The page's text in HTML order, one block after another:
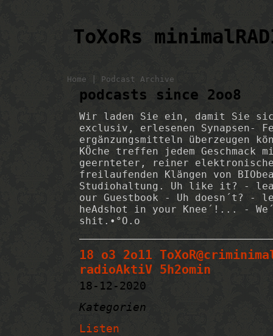
ToXoRs
Home Podcast Archive
podcasts since 2oo8
Wir laden Sie ein, damit Sie
exclusiv, erlesenen Synapsen-
ergänzungsmitteln überzeugen
KÖche treffen jedem Geschmack
geernteter, reiner
freilaufenden Klängen von
Studiohaltung. Uh like it? -
our Guestbook - Uh doesn´t? -
heAdshot in your Knee´!... -
shit.•°O.o
18 o3 2o11
radioAktiV 5h2omin
18-12-2020
Kategorien
Listen